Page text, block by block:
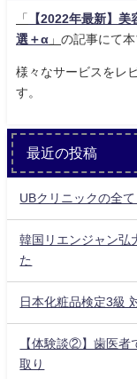
「
【2022年最新】
選＋α 」 の記事にて本
様々なサービスをレ
す。
最近の投稿
UBクリニックの全
韓国リエンジャン弘
た
日本化粧品検定3級
【体験談②】歯医者
取り